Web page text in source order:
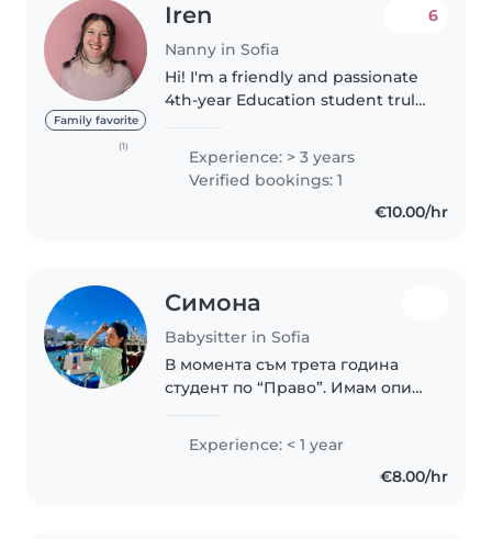
Family favorite
(1)
Iren
Nanny in Sofia
6
Hi! I'm a friendly and passionate
4th-year Education student truly
development. Along with my
studies, I have gained valuable
hands-on experience working..
Experience: > 3 years
Verified bookings: 1
€10.00/hr
Симона
Babysitter in Sofia
В момента съм трета година
студент по “Право”. Имам опит
имам 5 по-малки братя и
Experience: < 1 year
€8.00/hr